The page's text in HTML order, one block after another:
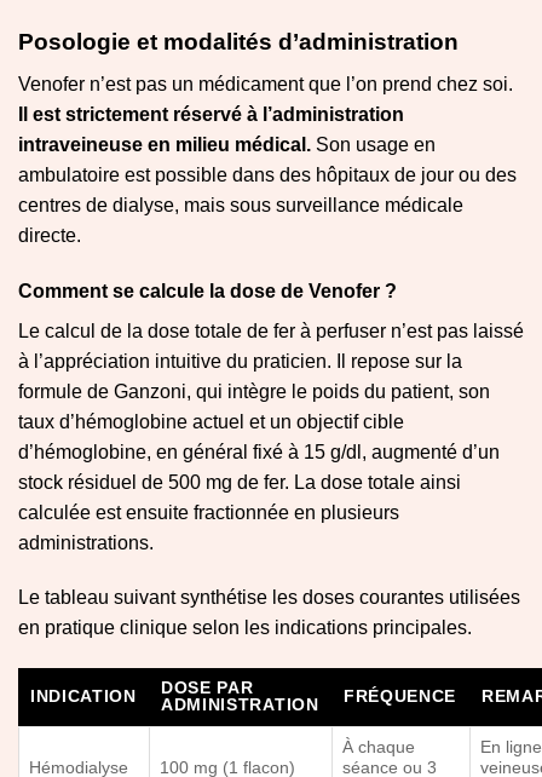
Posologie et modalités d’administration
Venofer n’est pas un médicament que l’on prend chez soi.
Il est strictement réservé à l’administration
intraveineuse en milieu médical. Son usage en
ambulatoire est possible dans des hôpitaux de jour ou des
centres de dialyse, mais sous surveillance médicale
directe.
Comment se calcule la dose de Venofer ?
Le calcul de la dose totale de fer à perfuser n’est pas laissé
à l’appréciation intuitive du praticien. Il repose sur la
formule de Ganzoni, qui intègre le poids du patient, son
taux d’hémoglobine actuel et un objectif cible
d’hémoglobine, en général fixé à 15 g/dl, augmenté d’un
stock résiduel de 500 mg de fer. La dose totale ainsi
calculée est ensuite fractionnée en plusieurs
administrations.
Le tableau suivant synthétise les doses courantes utilisées
en pratique clinique selon les indications principales.
INDICATION
DOSE PAR
ADMINISTRATION
FRÉQUENCE
Hémodialyse 100 mg (1 flacon)
À chaque
séance ou 3
En ligne